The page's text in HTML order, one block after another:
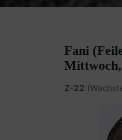
Fani
Z-22